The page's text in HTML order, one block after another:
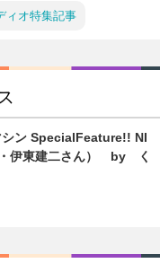
ィオ特集記事
シン SpecialFeature!! NI
伊東建二さん） by く